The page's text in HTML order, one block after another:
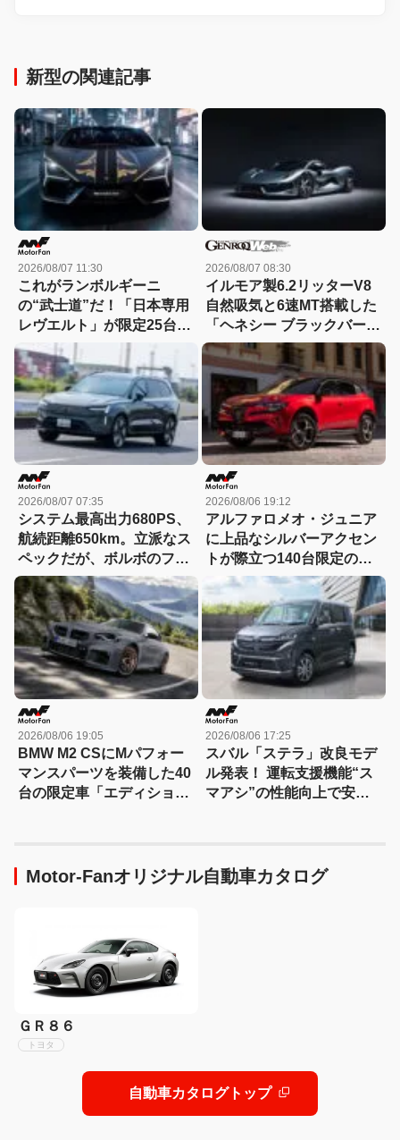
新型の関連記事
2026/08/07 11:30
これがランボルギーニ
の“武士道”だ！「日本専用
レヴエルト」が限定25台で
誕生!! その理由とは……？
2026/08/07 08:30
イルモア製6.2リッターV8
自然吸気と6速MT搭載した
「ヘネシー ブラックバー
ド」がデビュー【動画】
2026/08/07 07:35
システム最高出力680PS、
航続距離650km。立派なス
ペックだが、ボルボのフラ
ッグシップSUVの本当の魅
力は数字以外にあった！
【ボルボEX90試乗】
2026/08/06 19:12
アルファロメオ・ジュニア
に上品なシルバーアクセン
トが際立つ140台限定の
「スポルト スペチアーレ」
が登場！
2026/08/06 19:05
BMW M2 CSにMパフォー
マンスパーツを装備した40
台の限定車「エディショ
2026/08/06 17:25
スバル「ステラ」改良モデ
ル発表！ 運転支援機能“ス
マアシ”の性能向上で安心
Motor-Fanオリジナル自動車カタログ
ＧＲ８６
トヨタ
自動車カタログトップ